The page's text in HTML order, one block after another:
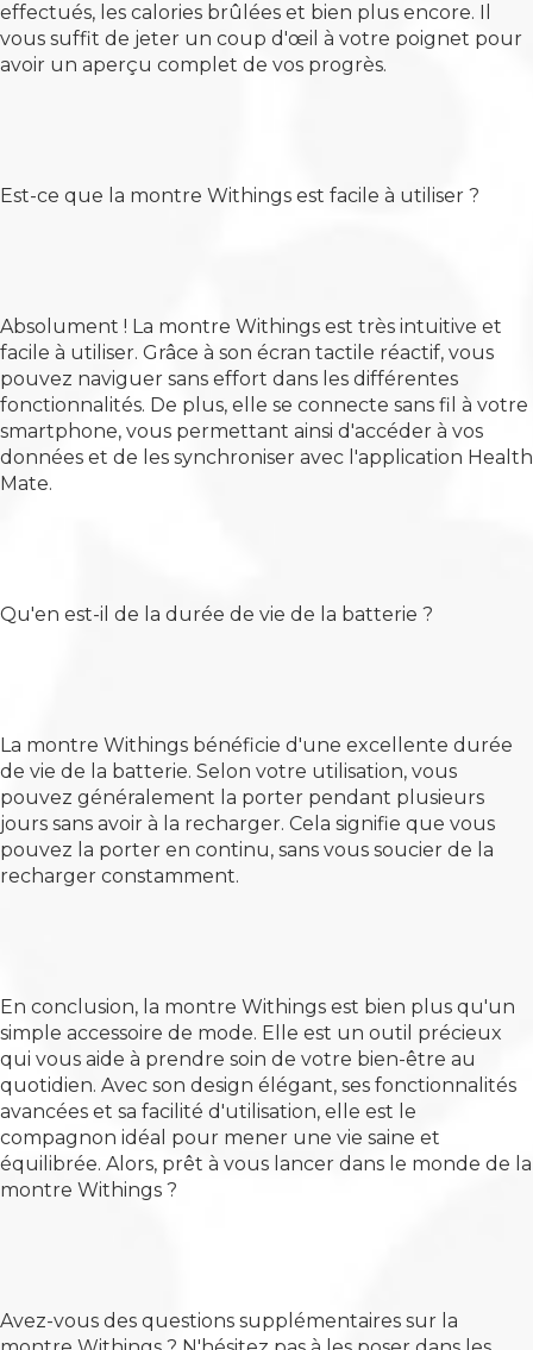
effectués, les calories brûlées et bien plus encore. Il
vous suffit de jeter un coup d'œil à votre poignet pour
avoir un aperçu complet de vos progrès.
Est-ce que la montre Withings est facile à utiliser ?
Absolument ! La montre Withings est très intuitive et
facile à utiliser. Grâce à son écran tactile réactif, vous
pouvez naviguer sans effort dans les différentes
fonctionnalités. De plus, elle se connecte sans fil à votre
smartphone, vous permettant ainsi d'accéder à vos
données et de les synchroniser avec l'application Health
Mate.
Qu'en est-il de la durée de vie de la batterie ?
La montre Withings bénéficie d'une excellente durée
de vie de la batterie. Selon votre utilisation, vous
pouvez généralement la porter pendant plusieurs
jours sans avoir à la recharger. Cela signifie que vous
pouvez la porter en continu, sans vous soucier de la
recharger constamment.
En conclusion, la montre Withings est bien plus qu'un
simple accessoire de mode. Elle est un outil précieux
qui vous aide à prendre soin de votre bien-être au
quotidien. Avec son design élégant, ses fonctionnalités
avancées et sa facilité d'utilisation, elle est le
compagnon idéal pour mener une vie saine et
équilibrée. Alors, prêt à vous lancer dans le monde de la
montre Withings ?
Avez-vous des questions supplémentaires sur la